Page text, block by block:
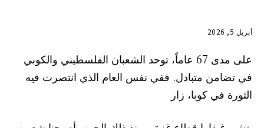
أبريل 5, 2026
على مدى 67 عاماً، توحد الشعبان الفلسطيني والكوبي
في تضامن متبادل. ففي نفس العام الذي انتصرت فيه
الثورة في كوبا، زار